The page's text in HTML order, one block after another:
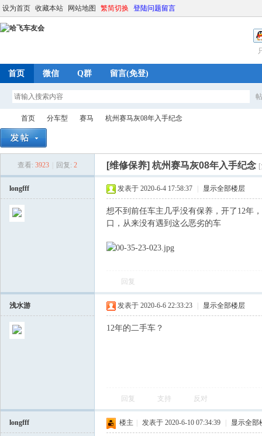
设为首页 收藏本站 网站地图 繁简切换 登陆问题留言
首页 微信 Q群 留言(免登)
首页
›
分车型
›
赛马 杭州赛马灰08年入手纪念
查看: 3923 回复: 2 [维修保养] 杭州赛马灰08年入手纪念
longfff 发表于 2020-6-4 17:58:37 显示全部楼层
想不到前任车主几乎没有保养，开了12年
口，从来没有遇到这么恶劣的车
回复
浅水游 发表于 2020-6-6 22:33:23 显示全部楼层
12年的二手车？
回复 支持 反对
longfff 楼主 发表于 2020-6-10 07:34:39 显示全部